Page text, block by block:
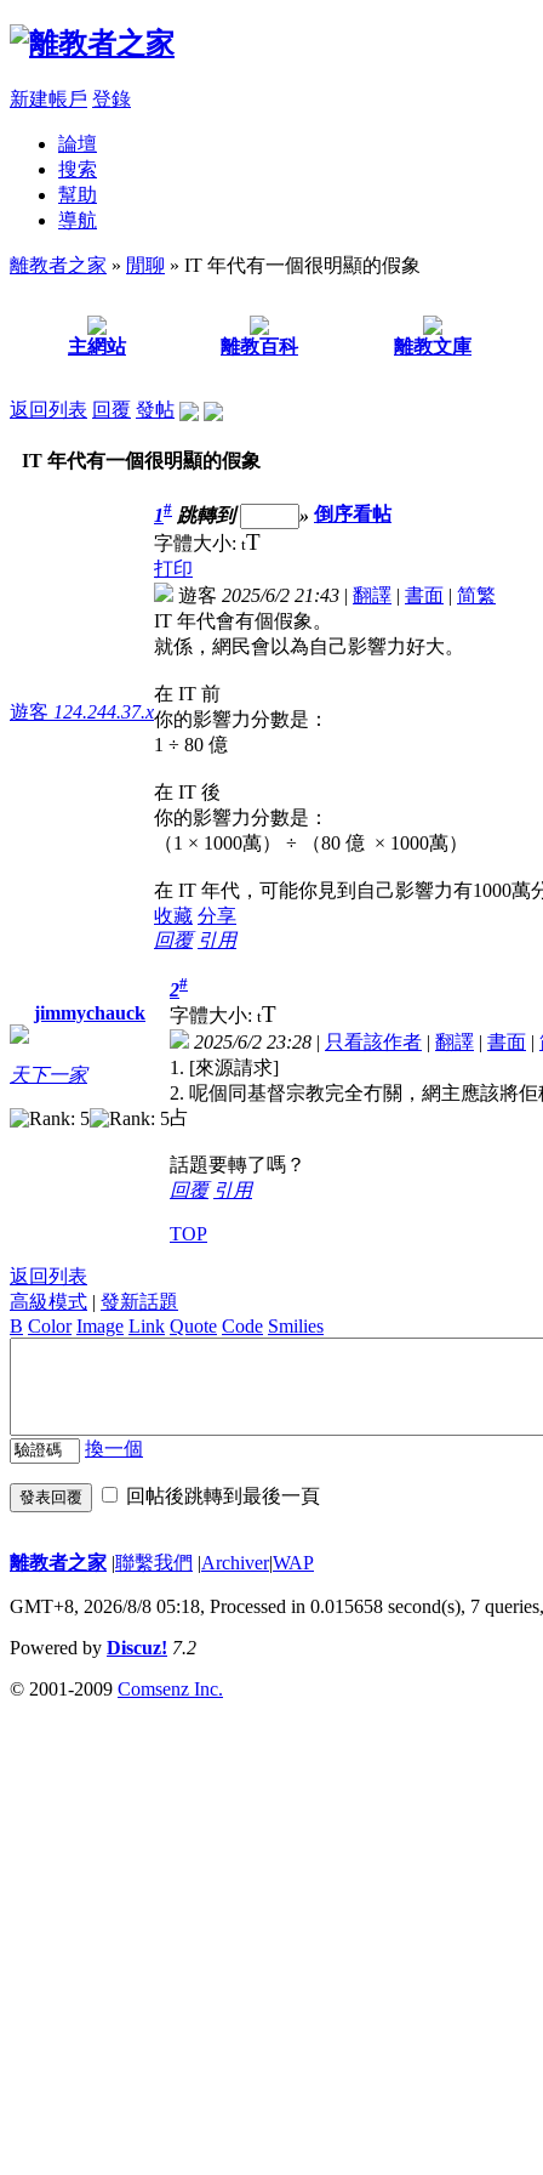
新建帳戶 登錄
論壇
搜索
幫助
導航
離教者之家 » 閒聊 » IT 年代有一個很明顯的假象
主網站 離教百科 離教文庫
返回列表 回覆 發帖
IT 年代有一個很明顯的假象
遊客 124.244.37.x
1# 跳轉到 » 倒序看帖
字體大小: tT
打印
遊客 2025/6/2 21:43 | 翻譯 | 書面 | 简繁
IT 年代會有個假象。
就係，網民會以為自己影響力好大。
在 IT 前
你的影響力分數是：
1 ÷ 80 億
在 IT 後
你的影響力分數是：
（1 × 1000萬） ÷ （80 億 × 1000萬）
在 IT 年代，可能你見到自己影響力有1000萬
收藏 分享
回覆 引用
jimmychauck
天下一家
2#
字體大小: tT
2025/6/2 23:28 | 只看該作者 | 翻譯 | 書面 |
1. [來源請求]
2. 呢個同基督宗教完全冇關，網主應該將
占
話題要轉了嗎？
回覆 引用
TOP
返回列表
高級模式 | 發新話題
B Color Image Link Quote Code Smilies
換一個
發表回覆 回帖後跳轉到最後一頁
離教者之家 |聯繫我們 |Archiver|WAP
GMT+8, 2026/8/8 05:18, Processed in 0.015658 second(s), 7
Powered by Discuz! 7.2
© 2001-2009 Comsenz Inc.